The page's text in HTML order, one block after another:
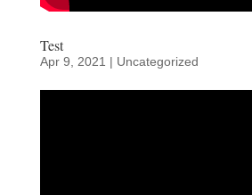
Test
Apr 9, 2021 | Uncategorized